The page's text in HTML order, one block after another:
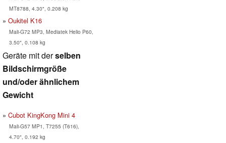
MT8788, 4.30", 0.208 kg
Oukitel K16
Mali-G72 MP3, Mediatek Helio P60,
3.50", 0.108 kg
Geräte mit derselben
Bildschirmgröße
und/oder ähnlichem
Gewicht
Cubot KingKong Mini 4
Mali-G57 MP1, T7255 (T616),
4.70", 0.192 kg